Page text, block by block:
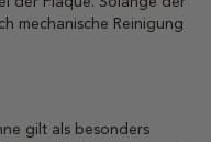
mechanische Reinigung
gilt als besonders